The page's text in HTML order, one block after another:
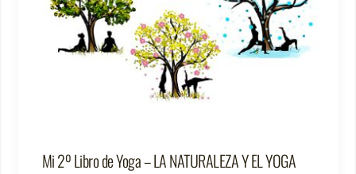
Mi 2º Libro de Yoga – LA NATURALEZA Y EL YOGA